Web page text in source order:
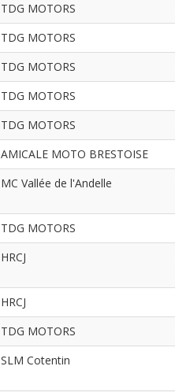
TDG MOTORS
TDG MOTORS
TDG MOTORS
TDG MOTORS
TDG MOTORS
AMICALE MOTO BRESTOISE
MC Vallée de l'Andelle
TDG MOTORS
HRCJ
HRCJ
TDG MOTORS
SLM Cotentin